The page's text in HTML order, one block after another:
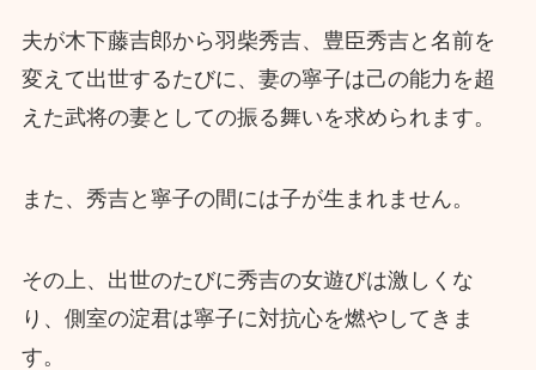
夫が木下藤吉郎から羽柴秀吉、豊臣秀吉と名前を
変えて出世するたびに、妻の寧子は己の能力を超
えた武将の妻としての振る舞いを求められます。
また、秀吉と寧子の間には子が生まれません。
その上、出世のたびに秀吉の女遊びは激しくな
り、側室の淀君は寧子に対抗心を燃やしてきま
す。